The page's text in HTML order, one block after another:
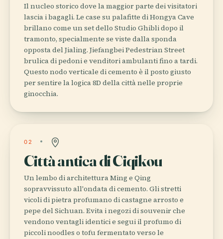
Il nucleo storico dove la maggior parte dei visitatori
lascia i bagagli. Le case su palafitte di Hongya Cave
brillano come un set dello Studio Ghibli dopo il
tramonto, specialmente se viste dalla sponda
opposta del Jialing. Jiefangbei Pedestrian Street
brulica di pedoni e venditori ambulanti fino a tardi.
Questo nodo verticale di cemento è il posto giusto
per sentire la logica 8D della città nelle proprie
ginocchia.
02
Città antica di Ciqikou
Un lembo di architettura Ming e Qing
sopravvissuto all'ondata di cemento. Gli stretti
vicoli di pietra profumano di castagne arrosto e
pepe del Sichuan. Evita i negozi di souvenir che
vendono ventagli identici e segui il profumo di
piccoli noodles o tofu fermentato verso le